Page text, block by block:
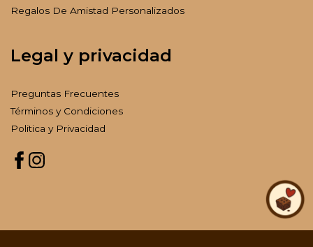
Regalos De Amistad Personalizados
Legal y privacidad
Preguntas Frecuentes
Términos y Condiciones
Politica y Privacidad